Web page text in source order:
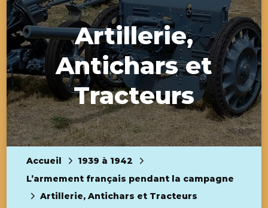
Artillerie,
Antichars et
Tracteurs
Accueil
1939 à 1942
L’armement français pendant la campagne
Artillerie, Antichars et Tracteurs